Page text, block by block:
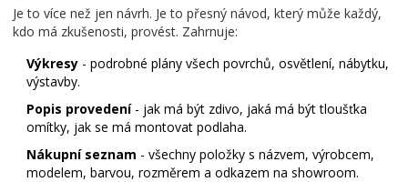
Je to více než jen návrh. Je to přesný návod, který může každý,
kdo má zkušenosti, provést. Zahrnuje:
Výkresy - podrobné plány všech povrchů, osvětlení, nábytku,
výstavby.
Popis provedení- jak má být zdivo, jaká má být tloušťka
omítky, jak se má montovat podlaha.
Nákupní seznam - všechny položky s názvem, výrobcem,
modelem, barvou, rozměrem a odkazem na showroom.